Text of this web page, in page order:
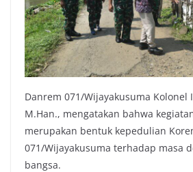
Danrem 071/Wijayakusuma Kolonel
M.Han., mengatakan bahwa
merupakan bentuk kepedulian
071/Wijayakusuma terhadap masa
bangsa.